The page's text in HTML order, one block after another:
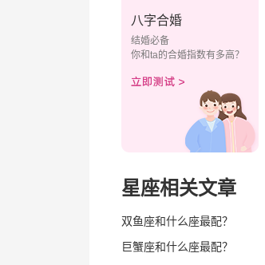
八字合婚
结婚必备
你和ta的合婚指数有多高？
星座相关文章
双鱼座和什么座最配？
巨蟹座和什么座最配？